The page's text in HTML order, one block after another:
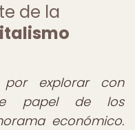
de la
por explorar con
papel de los
económico.